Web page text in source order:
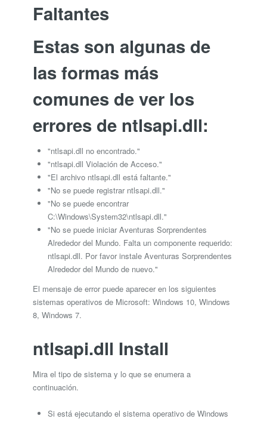
Faltantes
Estas son algunas de
las formas más
comunes de ver los
errores de ntlsapi.dll:
"ntlsapi.dll no encontrado."
"ntlsapi.dll Violación de Acceso."
"El archivo ntlsapi.dll está faltante."
"No se puede registrar ntlsapi.dll."
"No se puede encontrar
C:\Windows\System32\ntlsapi.dll."
"No se puede iniciar Aventuras Sorprendentes
Alrededor del Mundo. Falta un componente requerido:
ntlsapi.dll. Por favor instale Aventuras Sorprendentes
Alrededor del Mundo de nuevo."
El mensaje de error puede aparecer en los siguientes
sistemas operativos de Microsoft: Windows 10, Windows
8, Windows 7.
ntlsapi.dll Install
Mira el tipo de sistema y lo que se enumera a
continuación.
Si está ejecutando el sistema operativo de Windows